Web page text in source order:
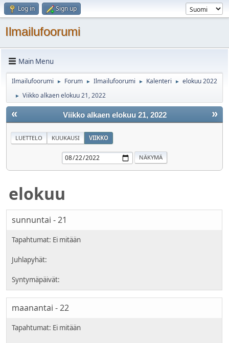
Log in Sign up
Ilmailufoorumi
Main Menu
Ilmailufoorumi ► Forum ► Ilmailufoorumi ► Kalenteri ► elokuu 2022
► Viikko alkaen elokuu 21, 2022
« »
Viikko alkaen elokuu 21, 2022
LUETTELO KUUKAUSI VIIKKO
elokuu
sunnuntai - 21
maanantai - 22